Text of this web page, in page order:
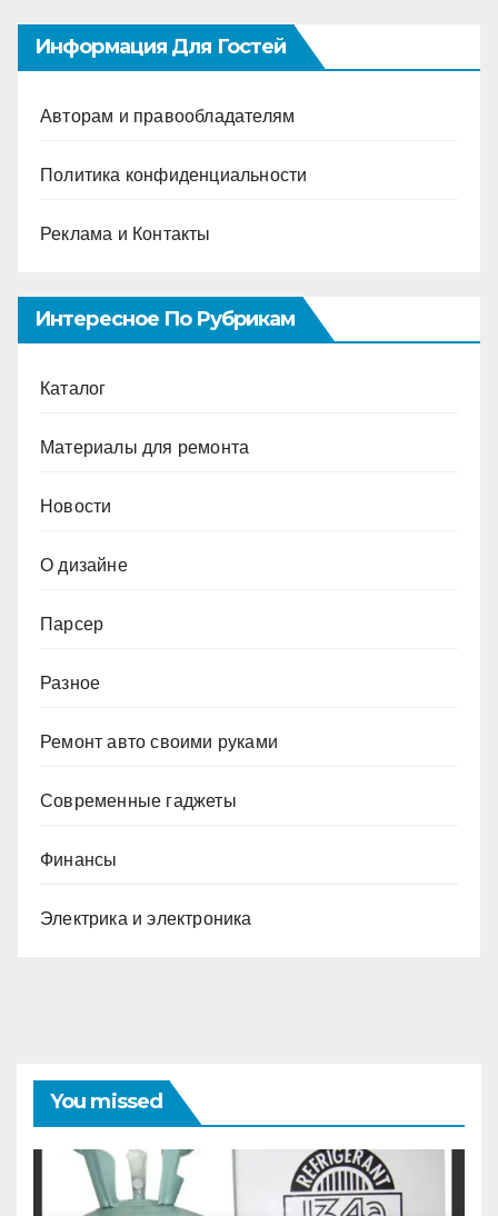
Информация Для Гостей
Авторам и правообладателям
Политика конфиденциальности
Реклама и Контакты
Интересное По Рубрикам
Каталог
Материалы для ремонта
Новости
О дизайне
Парсер
Разное
Ремонт авто своими руками
Современные гаджеты
Финансы
Электрика и электроника
You missed